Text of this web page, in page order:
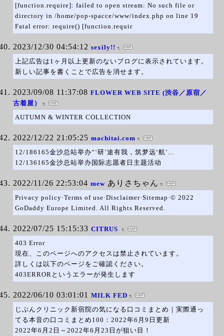
[function.require]: failed to open stream: No such file or
directory in /home/pop-spacce/www/index.php on line 19
Fatal error: require() [function.requir
2023/12/30 04:54:12 sexily!!
上記広告は1ヶ月以上更新のないブログに表示されています。
新しい記事を書くことで広告を消せます。
2023/09/08 11:37:08 FLOWER WEB SITE (渋谷／原宿／
古着屋）
AUTUMN & WINTER COLLECTION
2022/12/22 21:05:25 machitai.com
12/186165金沙总站举办“‘研’途有我，筑梦远‘航’...
12/136165金沙总站举办国际志愿者日主题活动
2022/11/26 22:53:04 mew ありさちゃん
Privacy policy·Terms of use·Disclaimer·Sitemap·© 2022
GoDaddy Europe Limited. All Rights Reserved.
2022/07/25 15:15:33 CITRUS
403 Error
現在、このページへのアクセスは禁止されています。
詳しくは以下のページをご確認ください。
403ERRORというエラーが発生します
2022/06/10 03:01:01 MILK FED
じぶんクリニック新宿院の気になる口コミまとめ｜実際通っ
てる本音の口コミまとめ100：2022年6月9日更新
2022年6月2日～2022年6月23日が狙い目！